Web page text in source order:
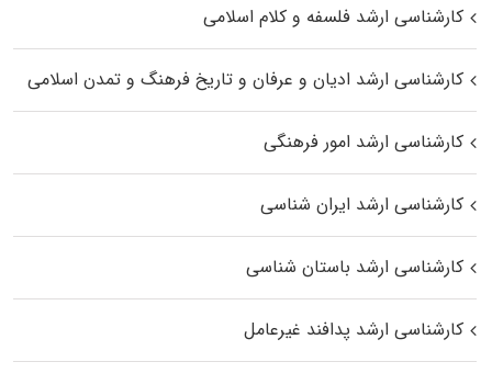
کارشناسی ارشد فلسفه و کلام اسلامی
کارشناسی ارشد ادیان و عرفان و تاریخ فرهنگ و تمدن اسلامی
کارشناسی ارشد امور فرهنگی
کارشناسی ارشد ایران شناسی
کارشناسی ارشد باستان شناسی
کارشناسی ارشد پدافند غیرعامل